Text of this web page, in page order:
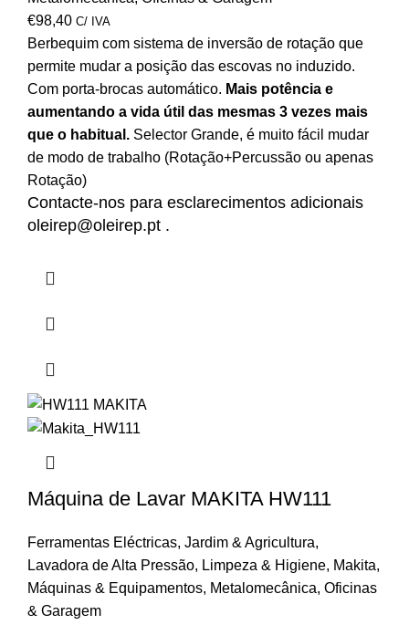
€98,40 C/ IVA
Berbequim com sistema de inversão de rotação que
permite mudar a posição das escovas no induzido.
Com porta-brocas automático. Mais potência e
aumentando a vida útil das mesmas 3 vezes mais
que o habitual. Selector Grande, é muito fácil mudar
de modo de trabalho (Rotação+Percussão ou apenas
Rotação)
Contacte-nos para esclarecimentos adicionais
oleirep@oleirep.pt .
Máquina de Lavar MAKITA HW111
Ferramentas Eléctricas, Jardim & Agricultura,
Lavadora de Alta Pressão, Limpeza & Higiene, Makita,
Máquinas & Equipamentos, Metalomecânica, Oficinas
& Garagem